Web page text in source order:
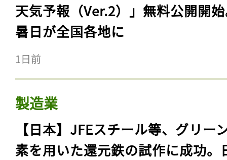
天気予報（Ver.2）」無料公開開
暑日が全国各地に
1日前
製造業
【日本】JFEスチール等、グリー
素を用いた還元鉄の試作に成功。